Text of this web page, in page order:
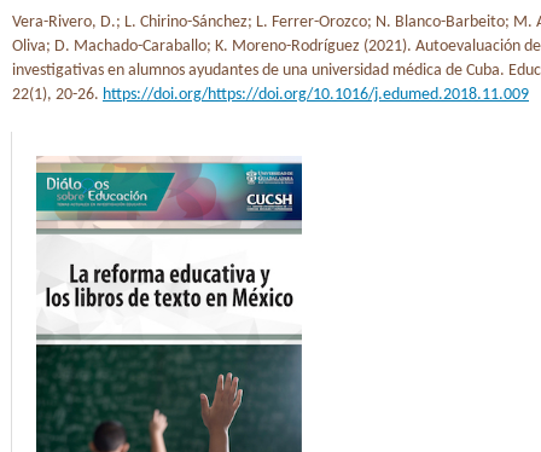
Vera-Rivero, D.; L. Chirino-Sánchez; L. Ferrer-Orozco; N. Blanco-Barbeito; M.
Oliva; D. Machado-Caraballo; K. Moreno-Rodríguez (2021). Autoevaluación
investigativas en alumnos ayudantes de una universidad médica de Cuba.
22(1), 20-26. https://doi.org/https://doi.org/10.1016/j.edumed.2018.11.009